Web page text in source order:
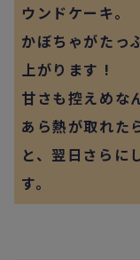
ウンドケーキ。
かぼちゃがたっ
上がります !
甘さも控えめな
あら熱が取れた
と、翌日さらに
す。